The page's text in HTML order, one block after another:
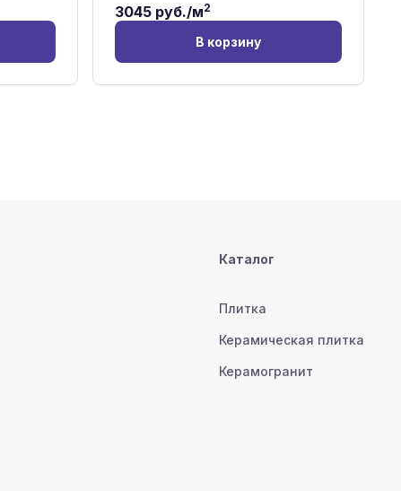
3045руб./м2
В корзину
Каталог
Плитка
Керамическая плитка
Керамогранит